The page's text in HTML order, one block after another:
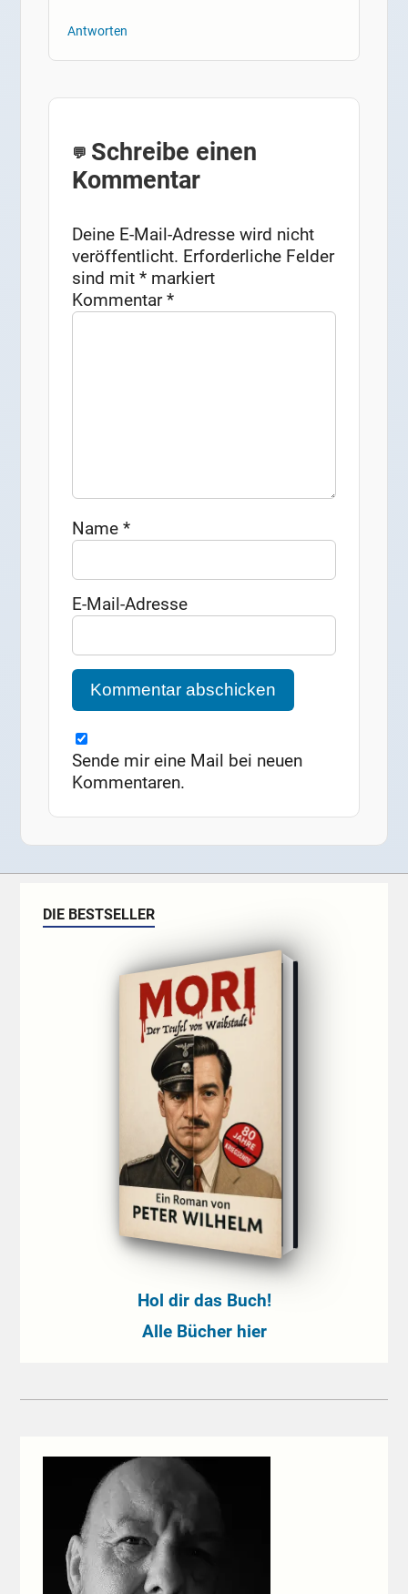
Antworten
Schreibe einen
Kommentar
Deine E-Mail-Adresse wird nicht
veröffentlicht. Erforderliche Felder
sind mit* markiert
Kommentar*
Name*
E-Mail-Adresse
Sende mir eine Mail bei neuen
Kommentaren.
DIE BESTSELLER
Hol dir das Buch!
Alle Bücher hier